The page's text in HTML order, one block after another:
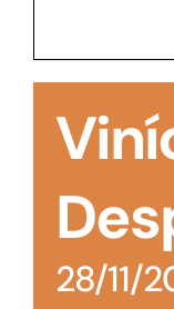
manutenção
28/11/